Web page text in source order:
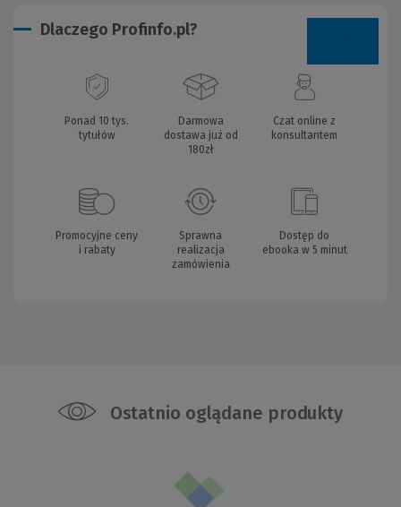
Dlaczego Profinfo.pl?
Ponad 10 tys.
tytułów
Darmowa
dostawa już od
180zł
Czat online z
konsultantem
Promocyjne ceny
i rabaty
Sprawna
realizacja
zamówienia
Dostęp do
ebooka w 5 minut
Ostatnio oglądane produkty